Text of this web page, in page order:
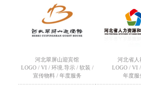
河北翠屏山迎宾馆
LOGO / VI / 环境.导示 / 软装 /
宣传物料 / 年度服务
河北省人
LOGO / VI
年度服